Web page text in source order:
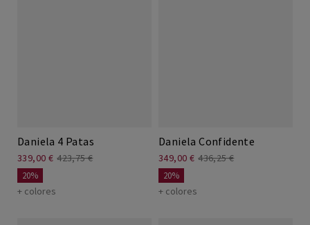
Daniela 4 Patas
339,00 € 423,75 €
20%
+ colores
Daniela Confidente
349,00 € 436,25 €
20%
+ colores